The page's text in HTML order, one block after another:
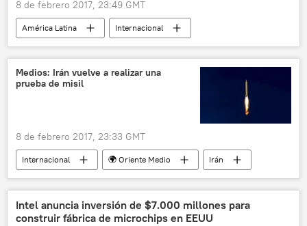
8 de febrero 2017, 23:49 GMT
América Latina
Internacional
Venezuela
Consejo Nacional Electoral de Venezuela (CNE)
noticias
Medios: Irán vuelve a realizar una
prueba de misil
8 de febrero 2017, 23:33 GMT
Internacional 🌍 Oriente Medio
Irán
misiles
noticias
Intel anuncia inversión de $7.000 millones para
construir fábrica de microchips en EEUU